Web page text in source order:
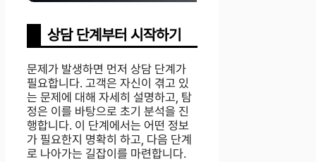
상담 단계부터 시작하기
문제가 발생하면 먼저 상담 단계가
필요합니다. 고객은 자신이 겪고 있
는 문제에 대해 자세히 설명하고, 탐
정은 이를 바탕으로 초기 분석을 진
행합니다. 이 단계에서는 어떤 정보
가 필요한지 명확히 하고, 다음 단계
로 나아가는 길잡이를 마련합니다.